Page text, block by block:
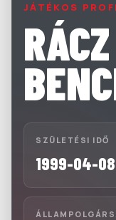
JÁTÉKOS
SZÜLETÉSI IDŐ
1999-04-08